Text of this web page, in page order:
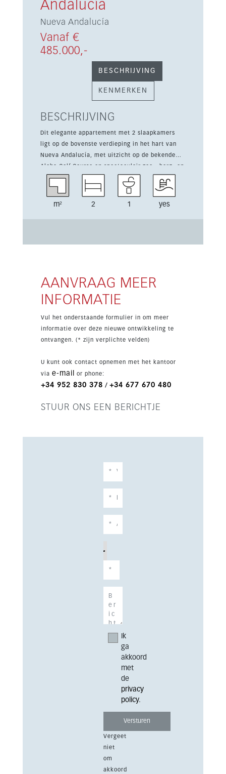
Andalucía
Nueva Andalucía
Vanaf €
485.000,-
BESCHRIJVING
KENMERKEN
BESCHRIJVING
Dit elegante appartement met 2 slaapkamers
ligt op de bovenste verdieping in het hart van
Nueva Andalucía, met uitzicht op de bekende
Aloha Golf Course en spectaculair zee-, berg- en
golfzicht. De recent gerenoveerde woning
combineert modern comfort met mediterrane
buiten eten of ontspannen tussen het groen en
gemeenschap met een gemeenschappelijk
zwembad, weelderige tuinen en
privéparkeergelegenheid. Winkels, restaurants,
permanente woning is.
m² 2 1 yes
AANVRAAG MEER
INFORMATIE
Vul het onderstaande formulier in om meer
informatie over deze nieuwe ontwikkeling te
ontvangen. (* zijn verplichte velden)
U kunt ook contact opnemen met het kantoor
via e-mail or phone:
+34 952 830 378 / +34 677 670 480
STUUR ONS EEN BERICHTJE
Ik
ga
akkoord
met
de
privacy
policy.
Vergeet
niet
om
akkoord